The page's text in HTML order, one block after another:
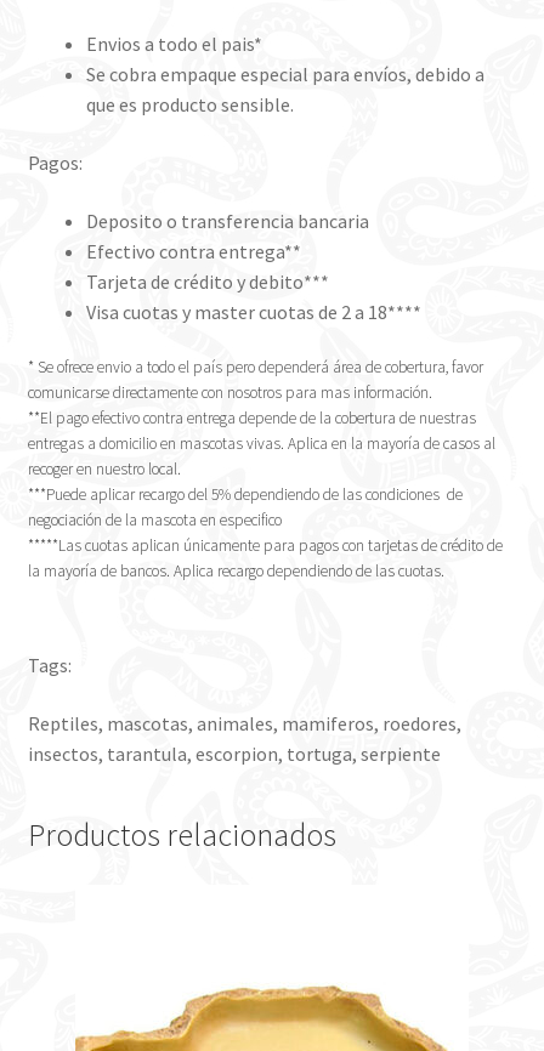
Envios a todo el pais*
Se cobra empaque especial para envíos, debido a
que es producto sensible.
Pagos:
Deposito o transferencia bancaria
Efectivo contra entrega**
Tarjeta de crédito y debito***
Visa cuotas y master cuotas de 2 a 18****
* Se ofrece envio a todo el país pero dependerá área de cobertura, favor
comunicarse directamente con nosotros para mas información.
**El pago efectivo contra entrega depende de la cobertura de nuestras
entregas a domicilio en mascotas vivas. Aplica en la mayoría de casos al
recoger en nuestro local.
***Puede aplicar recargo del 5% dependiendo de las condiciones de
negociación de la mascota en especifico
*****Las cuotas aplican únicamente para pagos con tarjetas de crédito de
la mayoría de bancos. Aplica recargo dependiendo de las cuotas.
Tags:
Reptiles, mascotas, animales, mamiferos, roedores,
insectos, tarantula, escorpion, tortuga, serpiente
Productos relacionados